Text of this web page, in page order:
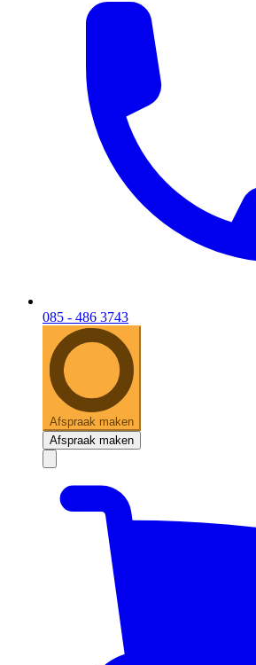
085 - 486 3743
Afspraak maken
Afspraak maken